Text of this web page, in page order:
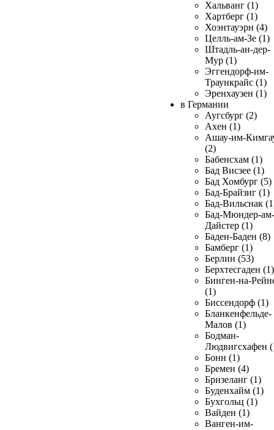
Хальванг (1)
Хартберг (1)
Хоэнтауэрн (4)
Целль-ам-Зе (1)
Штадль-ан-дер-
Мур (1)
Эггендорф-им-
Траункрайс (1)
Эренхаузен (1)
в Германии
Аугсбург (2)
Ахен (1)
Ашау-им-
(2)
Бабенсхам (1)
Бад Висзее (1)
Бад Хомбург (5)
Бад-Брайзиг (1)
Бад-Вильснак
Бад-Мюндер-ам-
Дайстер (1)
Баден-Баден (8)
Бамберг (1)
Берлин (53)
Берхтесгаден (1)
Бинген-на-
(1)
Биссендорф (1)
Бланкенфельде-
Малов (1)
Бодман-
Людвигсхафен
Бонн (1)
Бремен (4)
Бризеланг (1)
Буденхайм (1)
Бухгольц (1)
Вайден (1)
Ванген-им-